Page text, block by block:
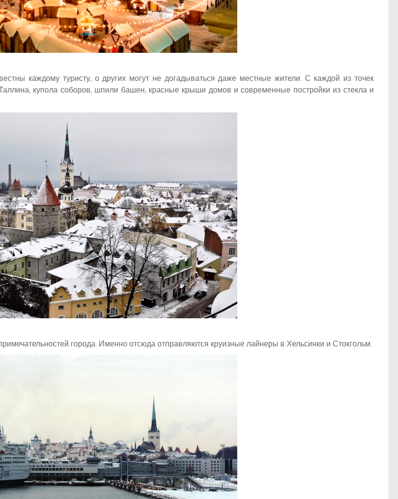
каждому туристу, о других могут не догадываться даже местные жители. С каждой из точек
купола соборов, шпили башен, красные крыши домов и современные постройки из стекла и
города. Именно отсюда отправляются круизные лайнеры в Хельсинки и Стокгольм.